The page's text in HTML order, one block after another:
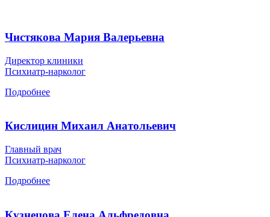
Чистякова Мария Валерьевна
Директор клиники
Психиатр-нарколог
Подробнее
Кислицин Михаил Анатольевич
Главный врач
Психиатр-нарколог
Подробнее